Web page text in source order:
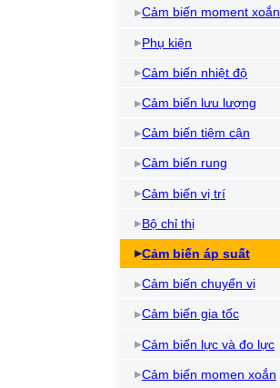
Cảm biến moment xoắn
Phụ kiện
Cảm biến nhiệt độ
Cảm biến lưu lượng
Cảm biến tiệm cận
Cảm biến rung
Cảm biến vị trí
Bộ chỉ thị
Cảm biến áp suất
Cảm biến chuyển vị
Cảm biến gia tốc
Cảm biến lực và đo lực
Cảm biến momen xoắn